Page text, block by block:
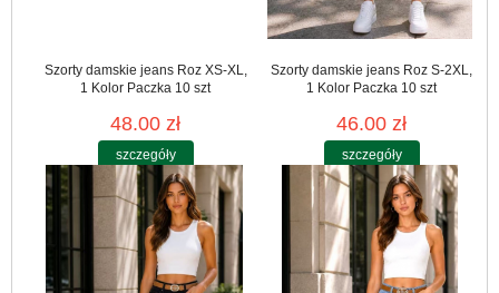
Szorty damskie jeans Roz XS-XL,
1 Kolor Paczka 10 szt
48.00 zł
szczegóły
Szorty damskie jeans Roz S-2XL,
1 Kolor Paczka 10 szt
46.00 zł
szczegóły